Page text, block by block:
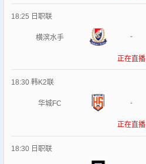
18:25 日职联
横滨水手 -
正在直播
18:30 韩K2联
华城FC -
正在直播
18:30 日职联